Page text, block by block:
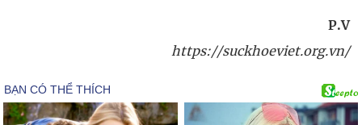
P.V
https://suckhoeviet.org.vn/